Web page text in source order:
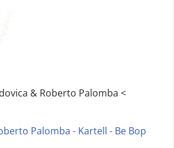
& Roberto Palomba <
Palomba - Kartell - Be Bop